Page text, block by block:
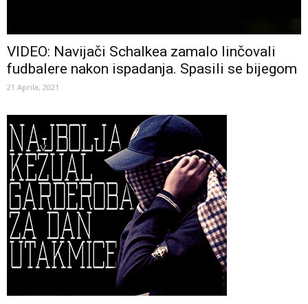
VIDEO: Navijači Schalkea zamalo linčovali
fudbalere nakon ispadanja. Spasili se bijegom
21 Aprila, 2021